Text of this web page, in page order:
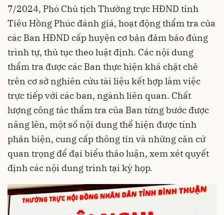
7/2024, Phó Chủ tịch Thường trực HĐND tỉnh
Tiêu Hồng Phúc đánh giá, hoạt động thẩm tra của
các Ban HĐND cấp huyện cơ bản đảm bảo đúng
trình tự, thủ tục theo luật định. Các nội dung
thẩm tra được các Ban thực hiện khá chặt chẽ
trên cơ sở nghiên cứu tài liệu kết hợp làm việc
trực tiếp với các ban, ngành liên quan. Chất
lượng công tác thẩm tra của Ban từng bước được
nâng lên, một số nội dung thể hiện được tính
phản biện, cung cấp thông tin và những căn cứ
quan trọng để đại biểu thảo luận, xem xét quyết
định các nội dung trình tại kỳ họp.